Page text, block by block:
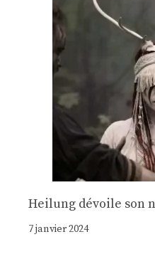
Heilung dévoile son
7 janvier 2024